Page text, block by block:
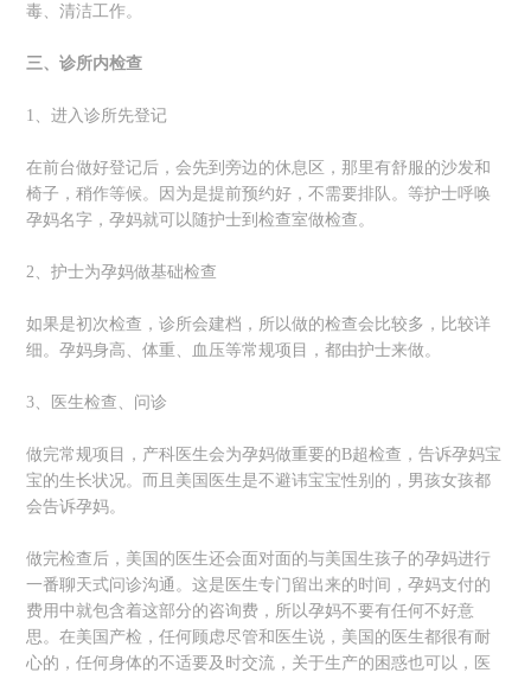
毒、清洁工作。
三、诊所内检查
1、进入诊所先登记
在前台做好登记后，会先到旁边的休息区，那里有舒服的沙发和
椅子，稍作等候。因为是提前预约好，不需要排队。等护士呼唤
孕妈名字，孕妈就可以随护士到检查室做检查。
2、护士为孕妈做基础检查
如果是初次检查，诊所会建档，所以做的检查会比较多，比较详
细。孕妈身高、体重、血压等常规项目，都由护士来做。
3、医生检查、问诊
做完常规项目，产科医生会为孕妈做重要的B超检查，告诉孕妈宝
宝的生长状况。而且美国医生是不避讳宝宝性别的，男孩女孩都
会告诉孕妈。
做完检查后，美国的医生还会面对面的与美国生孩子的孕妈进行
一番聊天式问诊沟通。这是医生专门留出来的时间，孕妈支付的
费用中就包含着这部分的咨询费，所以孕妈不要有任何不好意
思。在美国产检，任何顾虑尽管和医生说，美国的医生都很有耐
心的，任何身体的不适要及时交流，关于生产的困惑也可以，医